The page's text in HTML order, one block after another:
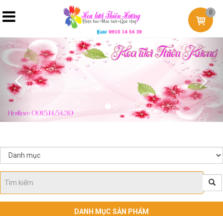
0
Previous
DANH MỤC SẢN PHẨM